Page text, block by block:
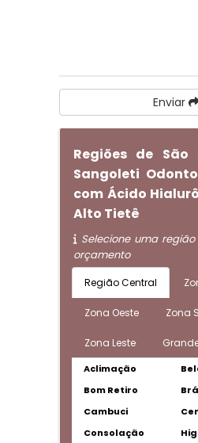
Enviar
Regiões de
Sangoleti
com Ácido
Alto Tietê
Selecione uma
orçamento
Região Central
Zona Oeste Zona
Zona Leste
Aclimação
Bom Retiro
Cambuci
Consolação